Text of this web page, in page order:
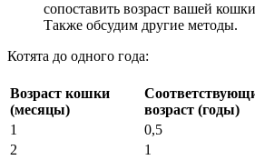
сопоставить возраст вашей
Также обсудим другие методы.
Котята до одного года:
Возраст кошки
(месяцы)
возраст (годы)
1
0,5
2
1